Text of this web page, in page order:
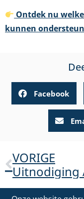
Ontdek nu
kunnen
Facebook
VORIGE